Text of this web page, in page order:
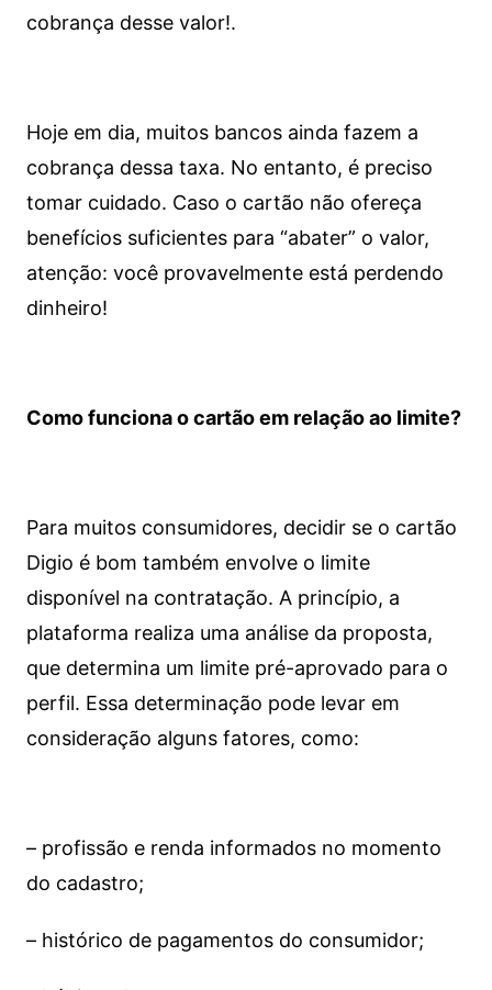
cobrança desse valor!.
Hoje em dia, muitos bancos ainda fazem a
cobrança dessa taxa. No entanto, é preciso
tomar cuidado. Caso o cartão não ofereça
benefícios suficientes para “abater” o valor,
atenção: você provavelmente está perdendo
dinheiro!
Como funciona o cartão em relação ao limite?
Para muitos consumidores, decidir se o cartão
Digio é bom também envolve o limite
disponível na contratação. A princípio, a
plataforma realiza uma análise da proposta,
que determina um limite pré-aprovado para o
perfil. Essa determinação pode levar em
consideração alguns fatores, como:
– profissão e renda informados no momento
do cadastro;
– histórico de pagamentos do consumidor;